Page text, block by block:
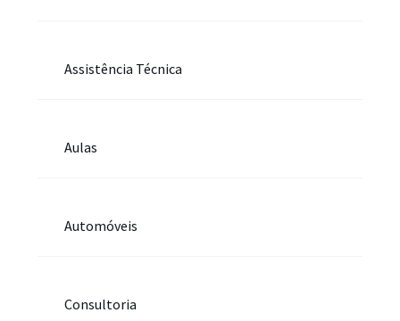
Assistência Técnica
Aulas
Automóveis
Consultoria